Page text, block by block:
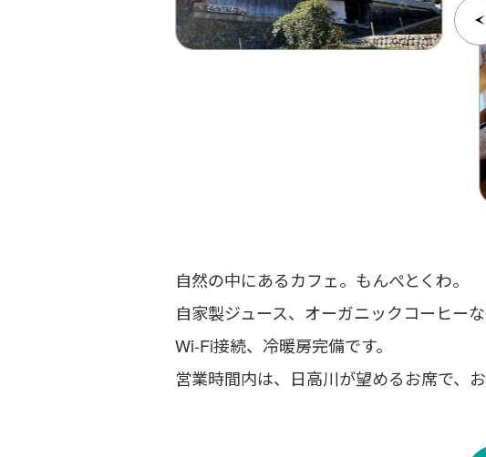
自然の中にあるカフェ。もんぺとくわ。
自家製ジュース、オーガニックコーヒー
Wi-Fi接続、冷暖房完備です。
営業時間内は、日高川が望めるお席で、